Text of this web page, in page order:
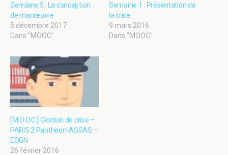
Semaine 5 : La conception
de manœuvre
5 décembre 2017
Dans "MOOC"
Semaine 1 : Présentation de
la crise
9 mars 2016
Dans "MOOC"
[M.O.O.C.] Gestion de crise –
PARIS 2 Pantheon-ASSAS –
EOGN
26 février 2016